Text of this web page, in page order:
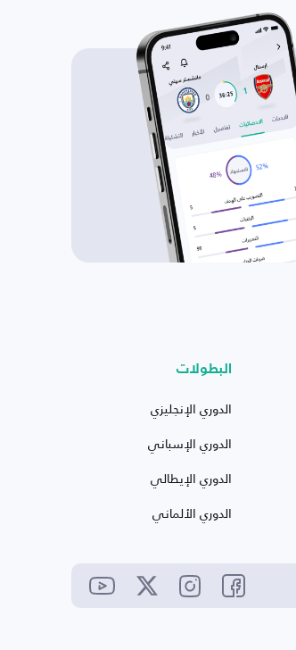
البطولات
الدوري الإنجليزي
الدوري الإسباني
الدوري الإيطالي
الدوري الألماني